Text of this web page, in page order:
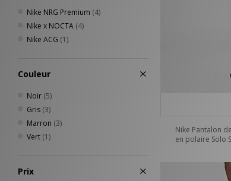
Nike NRG Premium (4)
Nike x NOCTA (4)
Nike ACG (1)
Couleur
Noir (5)
Gris (3)
Marron (3)
Vert (1)
Prix
Nike Pantalon
en polaire Solo